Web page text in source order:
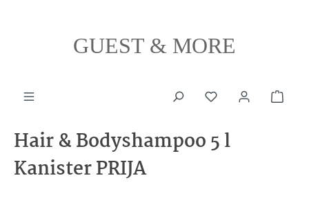
GUEST & MORE
Hair & Bodyshampoo 5 l
Kanister PRIJA